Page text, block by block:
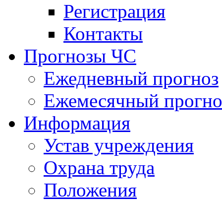
Регистрация
Контакты
Прогнозы ЧС
Ежедневный прогноз
Ежемесячный
Информация
Устав учреждения
Охрана труда
Положения